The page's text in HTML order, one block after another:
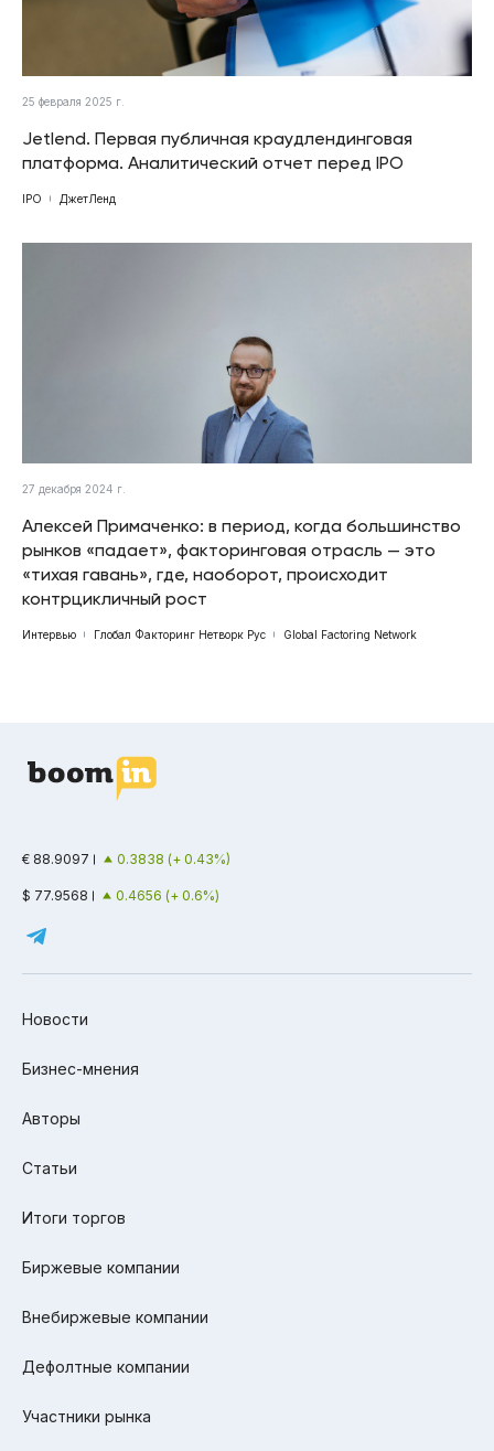
25 февраля 2025 г.
Jetlend. Первая публичная краудлендинговая
платформа. Аналитический отчет перед IPO
IPO ДжетЛенд
27 декабря 2024 г.
Алексей Примаченко: в период, когда большинство
рынков «падает», факторинговая отрасль — это
«тихая гавань», где, наоборот, происходит
контрцикличный рост
Интервью Глобал Факторинг Нетворк Рус Global Factoring Network
€ 88.9097 0.3838 (+ 0.43%)
$ 77.9568 0.4656 (+ 0.6%)
Новости
Бизнес-мнения
Авторы
Статьи
Итоги торгов
Биржевые компании
Внебиржевые компании
Дефолтные компании
Участники рынка